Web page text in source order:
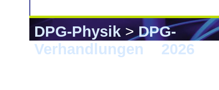
DPG-Physik>DPG-
Verhandlungen
2026